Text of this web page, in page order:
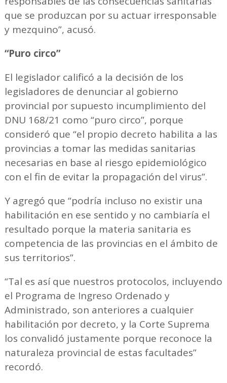
que se produzcan por su actuar irresponsable
y mezquino”, acusó.
“Puro circo”
El legislador calificó a la decisión de los
legisladores de denunciar al gobierno
provincial por supuesto incumplimiento del
DNU 168/21 como “puro circo”, porque
consideró que “el propio decreto habilita a las
provincias a tomar las medidas sanitarias
necesarias en base al riesgo epidemiológico
con el fin de evitar la propagación del virus”.
Y agregó que “podría incluso no existir una
habilitación en ese sentido y no cambiaría el
resultado porque la materia sanitaria es
competencia de las provincias en el ámbito de
sus territorios”.
“Tal es así que nuestros protocolos, incluyendo
el Programa de Ingreso Ordenado y
Administrado, son anteriores a cualquier
habilitación por decreto, y la Corte Suprema
los convalidó justamente porque reconoce la
naturaleza provincial de estas facultades”
recordó.